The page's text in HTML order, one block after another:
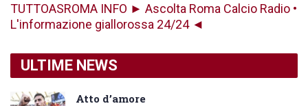
TUTTOASROMA INFO ► Ascolta Roma Calcio Radio •
L'informazione giallorossa 24/24 ◄
ULTIME NEWS
Atto d’amore